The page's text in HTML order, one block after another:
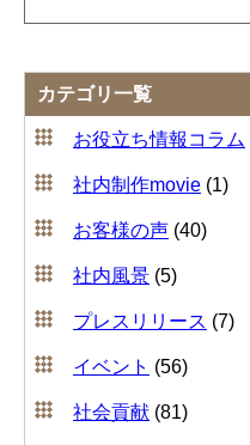
カテゴリ一覧
お役立ち情報コラム
社内制作movie (1)
お客様の声 (40)
社内風景 (5)
プレスリリース (7)
イベント (56)
社会貢献 (81)